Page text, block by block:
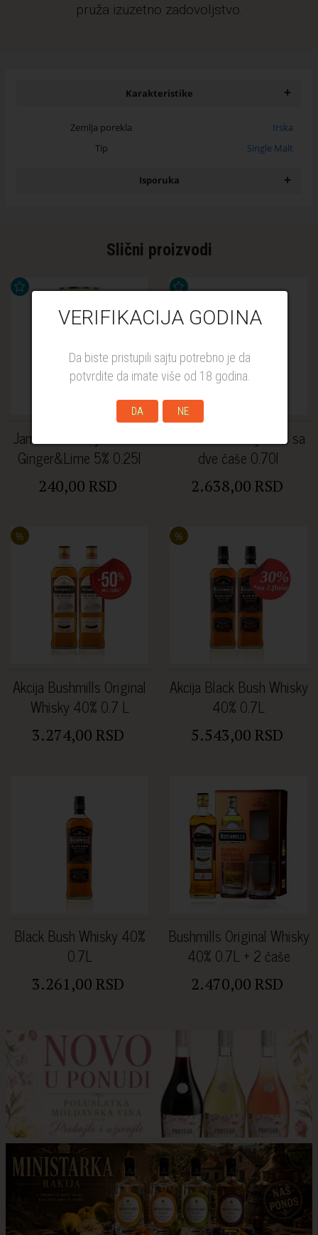
VERIFIKACIJA GODINA
Da biste pristupili sajtu potrebno je da
potvrdite da imate više od 18 godina.
DA NE
pruža izuzetno zadovoljstvo.
Karakteristike +
Zemlja porekla
Irska
Tip
Single Malt
Isporuka +
Slični proizvodi
Jameson Ready to drink
Ginger&Lime 5% 0.25l
240,00 RSD
Jameson whisky 40% sa
dve čaše 0.70l
2.638,00 RSD
Akcija Bushmills Original
Whisky 40% 0.7 L
3.274,00 RSD
%
Akcija Black Bush Whisky
40% 0.7L
5.543,00 RSD
%
Black Bush Whisky 40%
0.7L
3.261,00 RSD
Bushmills Original Whisky
40% 0.7L + 2 čaše
2.470,00 RSD